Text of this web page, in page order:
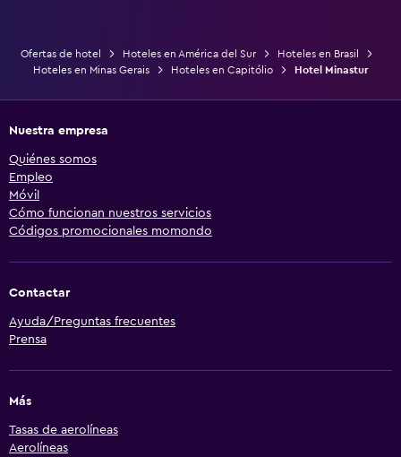
Ofertas de hotel Hoteles en América del Sur
Hoteles en Brasil
Hoteles en Minas Gerais
Hoteles en Capitólio Hotel Minastur
Nuestra empresa
Quiénes somos
Empleo
Móvil
Cómo funcionan nuestros servicios
Códigos promocionales momondo
Contactar
Ayuda/Preguntas frecuentes
Prensa
Más
Tasas de aerolíneas
Aerolíneas